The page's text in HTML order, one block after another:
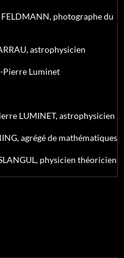
photographe du
astrophysicien
Pierre Luminet
LUMINET, astrophysicien
agrégé de mathématiques
physicien théoricien